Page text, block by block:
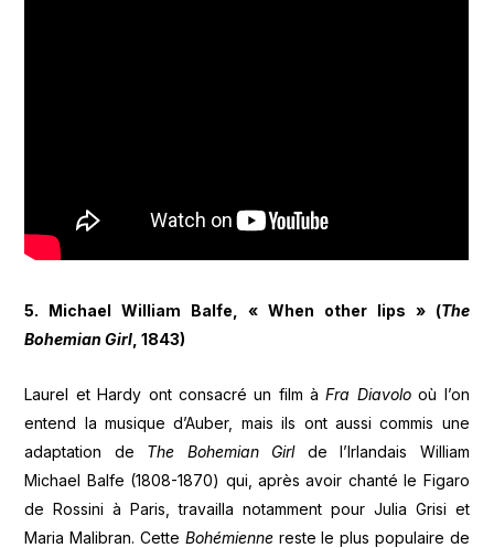
5. Michael William Balfe, « When other lips » (The
Bohemian Girl , 1843)
Laurel et Hardy ont consacré un film àFra Diavolooù l’on
entend la musique d’Auber, mais ils ont aussi commis une
adaptation de The Bohemian Girlde l’Irlandais William
Michael Balfe (1808-1870) qui, après avoir chanté le Figaro
de Rossini à Paris, travailla notamment pour Julia Grisi et
Maria Malibran. Cette Bohémiennereste le plus populaire de